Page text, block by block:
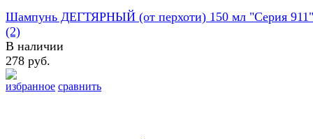
избранное сравнить
Шампунь ДЕГТЯРНЫЙ (от перхоти) 150 мл "Серия 911"
(2)
В наличии
278 руб.